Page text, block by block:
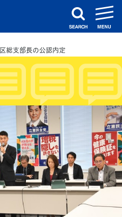
search
総支部長の公認内定